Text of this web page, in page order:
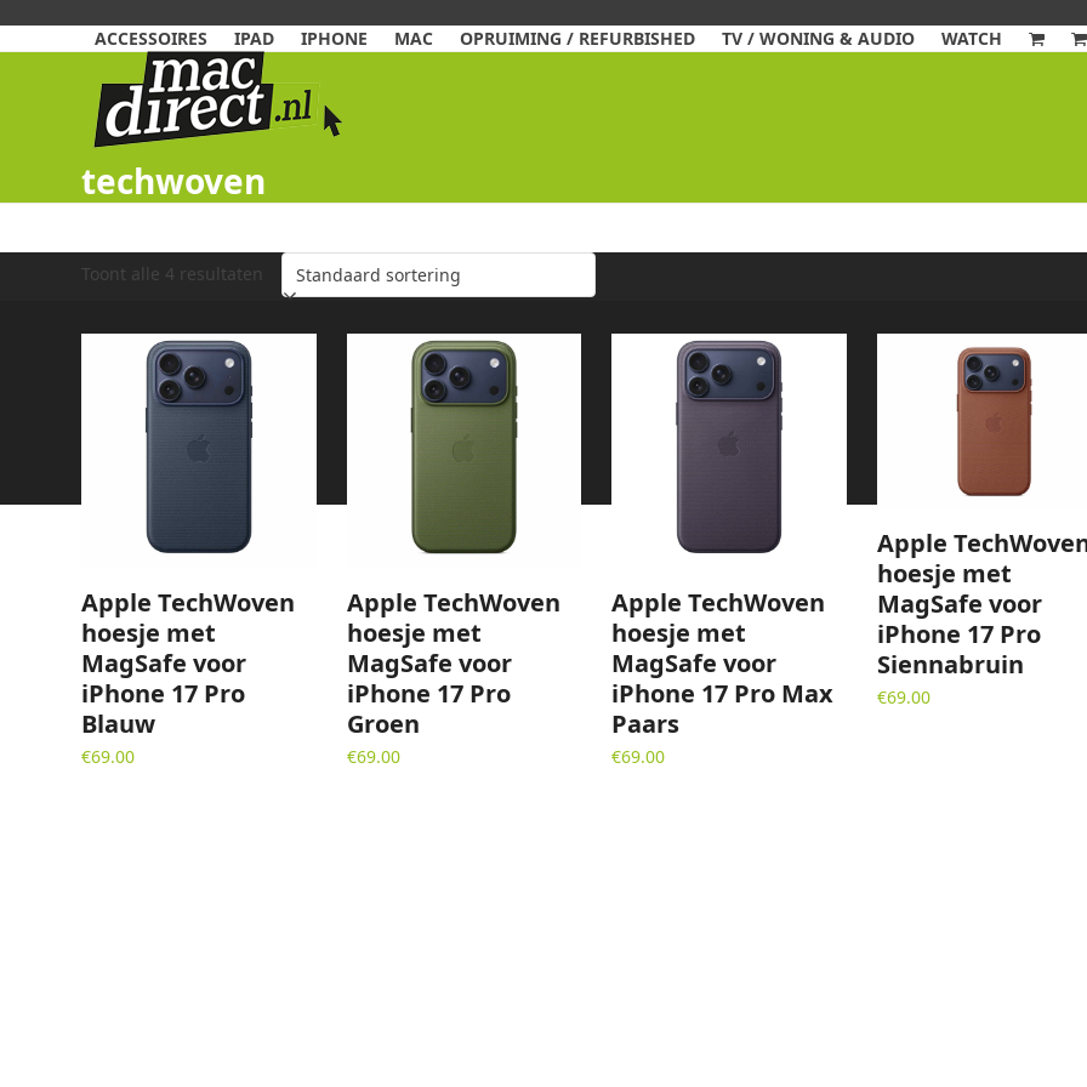
ACCESSOIRES
IPAD IPHONE MAC OPRUIMING / REFURBISHED TV / WONING & AUDIO WATCH
techwoven
Toont alle 4 resultaten
Apple TechWoven
hoesje met
MagSafe voor
iPhone 17 Pro
Blauw
€69.00
Apple TechWoven
hoesje met
MagSafe voor
iPhone 17 Pro
Groen
€69.00
Apple TechWoven
hoesje met
MagSafe voor
iPhone 17 Pro Max
Paars
€69.00
Apple
hoesje met
MagSafe voor
iPhone 17 Pro
Siennabruin
€69.00